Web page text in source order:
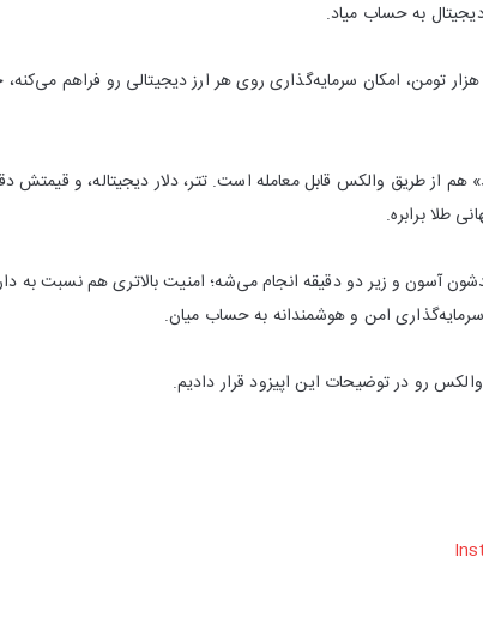
به حساب میاد.
جالب‌تر این که فقط با ۹۹ هزار تومن، امکان سرمایه‌گذاری روی هر ارز دیجیتالی رو
هم از طریق والکس قابل معامله است. تتر، دلار دیجیتاله، و قیمتش
طلا برابره.
آسون و زیر دو دقیقه انجام می‌شه؛ امنیت بالاتری هم نسبت به
امن و هوشمندانه به حساب میان.
رو در توضیحات این اپیزود قرار دادیم.